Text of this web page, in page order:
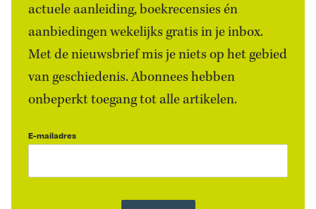
actuele aanleiding, boekrecensies én
aanbiedingen wekelijks gratis in je inbox.
Met de nieuwsbrief mis je niets op het gebied
van geschiedenis. Abonnees hebben
onbeperkt toegang tot alle artikelen.
E-mailadres